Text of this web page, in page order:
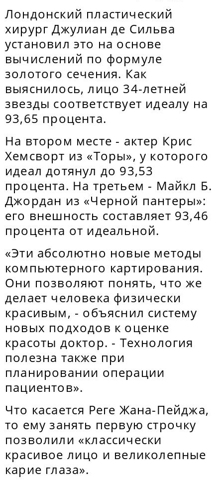
Лондонский пластический
хирург Джулиан де Сильва
установил это на основе
вычислений по формуле
золотого сечения. Как
выяснилось, лицо 34-летней
звезды соответствует идеалу на
93,65 процента.
На втором месте - актер Крис
Хемсворт из «Торы», у которого
идеал дотянул до 93,53
процента. На третьем - Майкл Б.
Джордан из «Черной пантеры»:
его внешность составляет 93,46
процента от идеальной.
«Эти абсолютно новые методы
компьютерного картирования.
Они позволяют понять, что же
делает человека физически
красивым, - объяснил систему
новых подходов к оценке
красоты доктор. - Технология
полезна также при
планировании операции
пациентов».
Что касается Реге Жана-Пейджа,
то ему занять первую строчку
позволили «классически
красивое лицо и великолепные
карие глаза».